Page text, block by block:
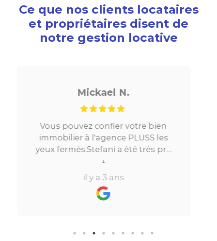
Ce que nos clients locataires
et propriétaires disent de
notre gestion locative
Noé G.
Je cherchais un appartement sur
Paris, tout s’est très bien passé. De
la mise en relation jusqu’à la
location. Le digital qui fait gagner
beaucoup de temps ne fait pas
perdre l’aspect humain ce qui est
vraiment bien ! Je recommande
il y a 3 ans